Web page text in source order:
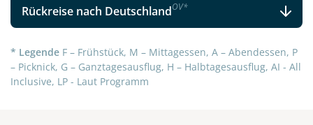
Rückreise nach DeutschlandOV*
* Legende F – Frühstück, M – Mittagessen, A – Abendessen, P
– Picknick, G – Ganztagesausflug, H – Halbtagesausflug, AI - All
Inclusive, LP - Laut Programm